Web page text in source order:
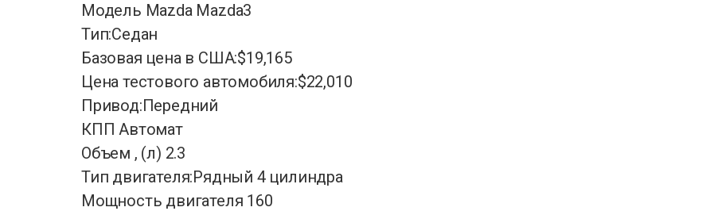
Модель Mazda Mazda3
Тип:Седан
Базовая цена в США:$19,165
Цена тестового автомобиля:$22,010
Привод:Передний
КПП Автомат
Объем , (л) 2.3
Тип двигателя:Рядный 4 цилиндра
Мощность двигателя 160